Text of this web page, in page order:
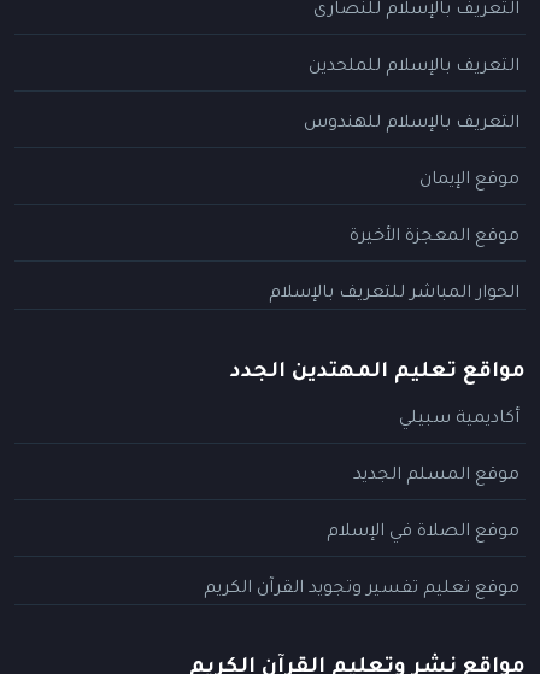
التعريف بالإسلام للنصارى
التعريف بالإسلام للملحدين
التعريف بالإسلام للهندوس
موقع الإيمان
موقع المعجزة الأخيرة
الحوار المباشر للتعريف بالإسلام
مواقع تعليم المهتدين الجدد
أكاديمية سبيلي
موقع المسلم الجديد
موقع الصلاة في الإسلام
موقع تعليم تفسير وتجويد القرآن الكريم
مواقع نشر وتعليم القرآن الكريم